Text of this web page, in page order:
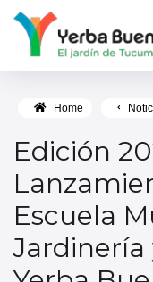
Home
Edición
Escuela